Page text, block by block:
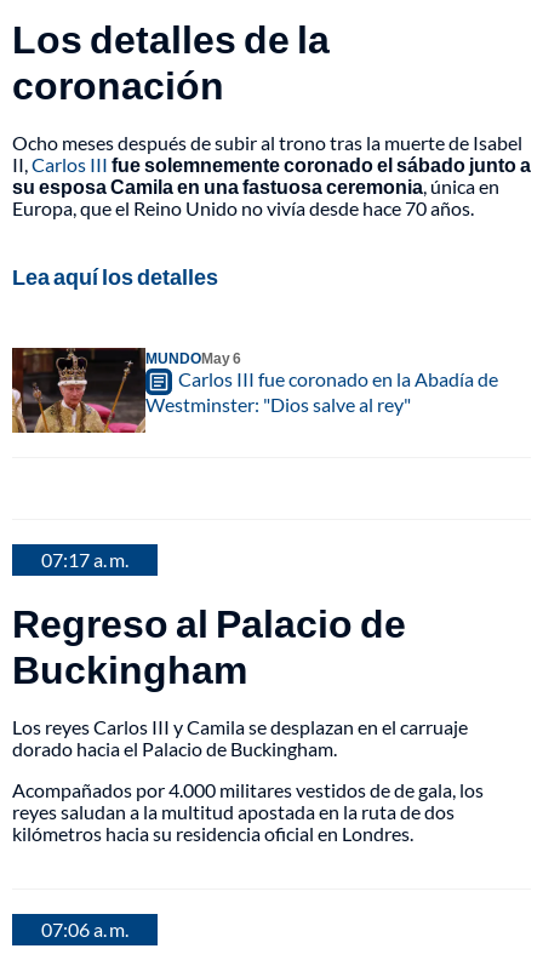
Los detalles de la
coronación
Ocho meses después de subir al trono tras la muerte de Isabel
II,Carlos III fue solemnemente coronado el sábado junto a
su esposa Camila en una fastuosa ceremonia, única en
Europa, que el Reino Unido no vivía desde hace 70 años.
Lea aquí los detalles
MUNDOMay 6
Carlos III fue coronado en la Abadía de
Westminster: "Dios salve al rey"
07:17 a. m.
Regreso al Palacio de
Buckingham
Los reyes Carlos III y Camila se desplazan en el carruaje
dorado hacia el Palacio de Buckingham.
Acompañados por 4.000 militares vestidos de de gala, los
reyes saludan a la multitud apostada en la ruta de dos
kilómetros hacia su residencia oficial en Londres.
07:06 a. m.